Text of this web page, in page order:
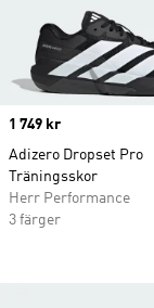
Price
1 749 kr
Adizero Dropset Pro
Träningsskor
Herr Performance
3 färger